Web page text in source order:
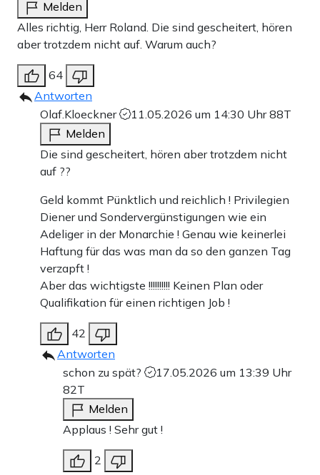
wäre gleichbedeutend mit dem Herztod der Koalition, die
man dann nur noch künstlich am Leben erhalten würde.
Zu den Kommentaren (53)
Einmalig
Apollo News unterstützen
Zahlungsoptionen: Pay
Pay
10 €
15 € 50 € 100 €
Weiter zum Zahlen
Bank-Überweisung
Melden
Alles richtig, Herr Roland. Die sind gescheitert, hören
aber trotzdem nicht auf. Warum auch?
64
Antworten
Olaf.Kloeckner
11.05.2026 um 14:30 Uhr88T
Melden
Die sind gescheitert, hören aber trotzdem nicht
auf ??
Geld kommt Pünktlich und reichlich ! Privilegien
Diener und Sondervergünstigungen wie ein
Adeliger in der Monarchie ! Genau wie keinerlei
Haftung für das was man da so den ganzen Tag
verzapft !
Aber das wichtigste !!!!!!!!!! Keinen Plan oder
Qualifikation für einen richtigen Job !
42
Antworten
schon zu spät?
17.05.2026 um 13:39 Uhr
82T
Melden
Applaus ! Sehr gut !
2